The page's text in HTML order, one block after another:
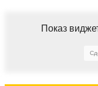
Показ